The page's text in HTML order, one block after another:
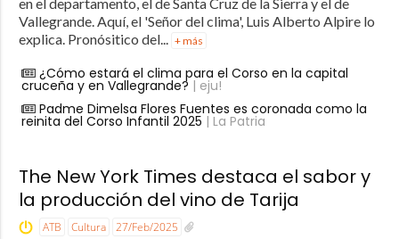
en el departamento, el de Santa Cruz de la Sierra y el de
Vallegrande. Aquí, el 'Señor del clima', Luis Alberto Alpire lo
explica. Pronósitico del... + más
¿Cómo estará el clima para el Corso en la capital
cruceña y en Vallegrande? | eju!
Padme Dimelsa Flores Fuentes es coronada como la
reinita del Corso Infantil 2025 | La Patria
The New York Times destaca el sabor y
la producción del vino de Tarija
ATB Cultura 27/Feb/2025